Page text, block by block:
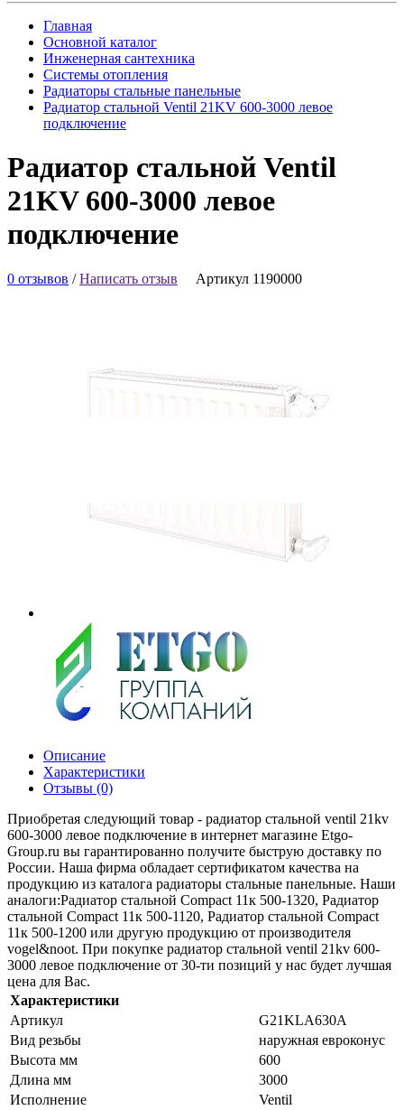
Главная
Основной каталог
Инженерная сантехника
Системы отопления
Радиаторы стальные панельные
Радиатор стальной Ventil 21KV 600-3000 левое
подключение
Радиатор стальной Ventil
21KV 600-3000 левое
подключение
0 отзывов /Написать отзыв Артикул 1190000
Описание
Характеристики
Отзывы (0)
Приобретая следующий товар - радиатор стальной ventil 21kv
600-3000 левое подключение в интернет магазине Etgo-
Group.ru вы гарантированно получите быструю доставку по
России. Наша фирма обладает сертификатом качества на
продукцию из каталога радиаторы стальные панельные. Наши
аналоги:Радиатор стальной Compact 11к 500-1320, Радиатор
стальной Compact 11к 500-1120, Радиатор стальной Compact
11к 500-1200 или другую продукцию от производителя
vogel&noot. При покупке радиатор стальной ventil 21kv 600-
3000 левое подключение от 30-ти позиций у нас будет лучшая
цена для Вас.
Характеристики
Артикул
G21KLA630A
Вид резьбы
наружная евроконус
Высота мм
600
Длина мм
3000
Исполнение
Ventil